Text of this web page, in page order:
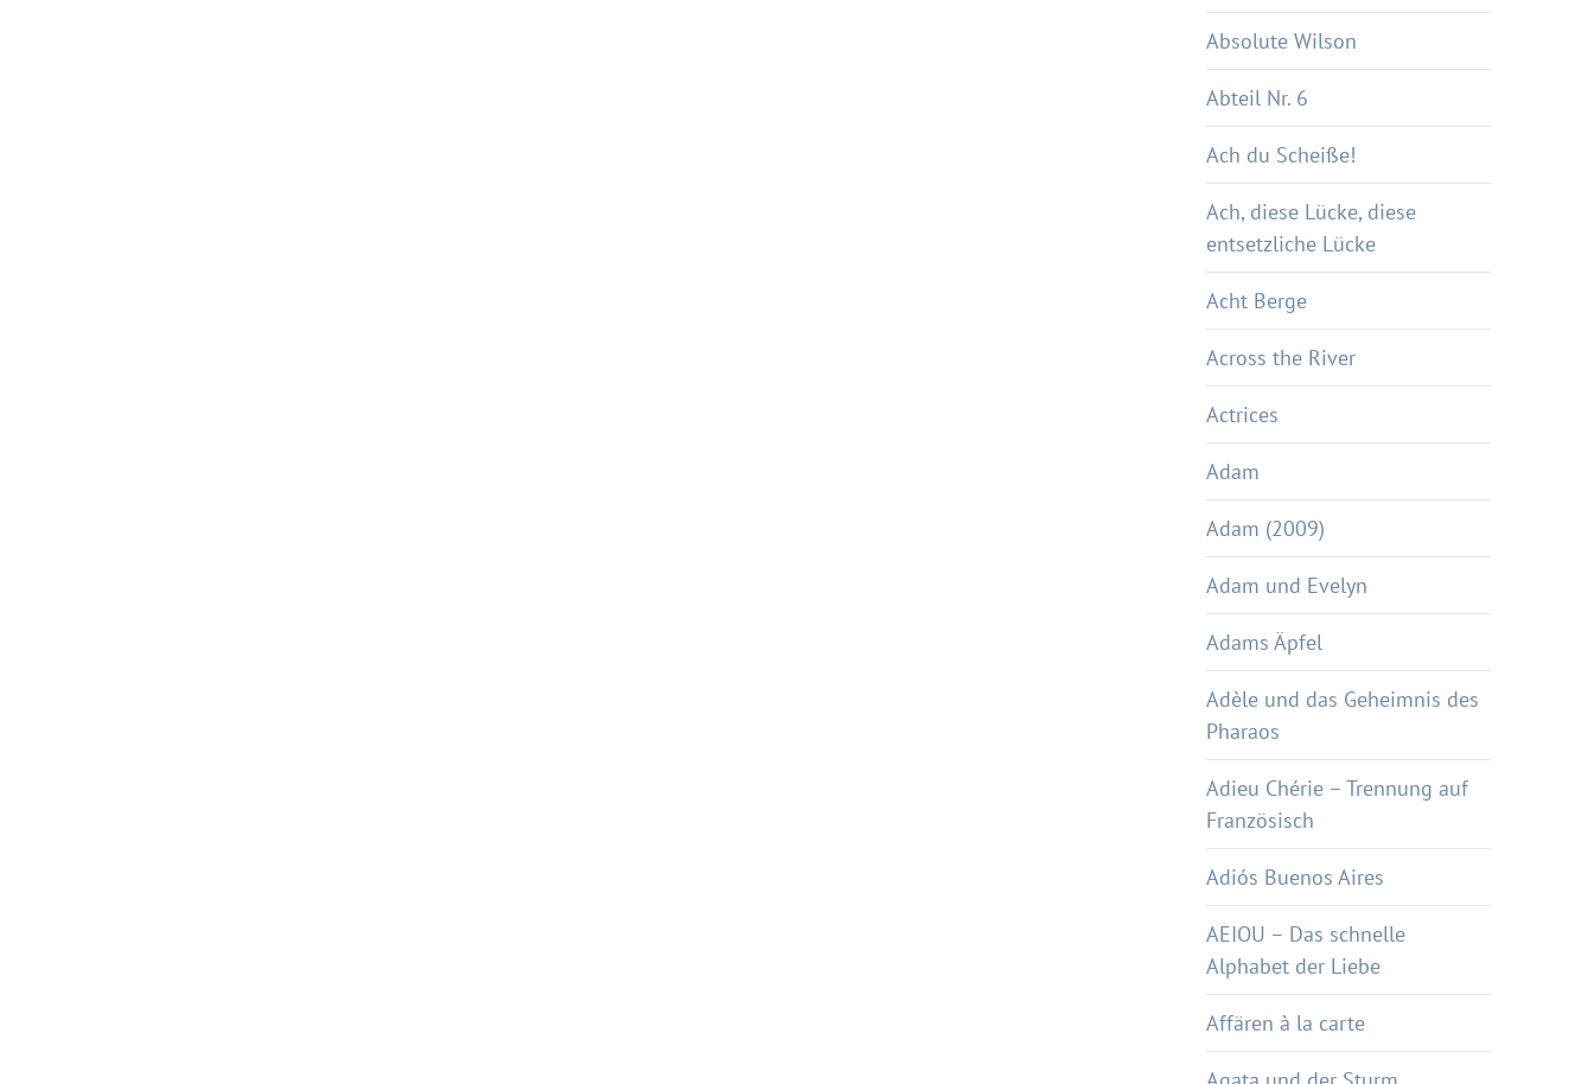
Absolute Wilson
Abteil Nr. 6
Ach du Scheiße!
Ach, diese Lücke, diese
entsetzliche Lücke
Acht Berge
Across the River
Actrices
Adam
Adam (2009)
Adam und Evelyn
Adams Äpfel
Adèle und das Geheimnis des
Pharaos
Adieu Chérie – Trennung auf
Französisch
Adiós Buenos Aires
AEIOU – Das schnelle
Alphabet der Liebe
Affären à la carte